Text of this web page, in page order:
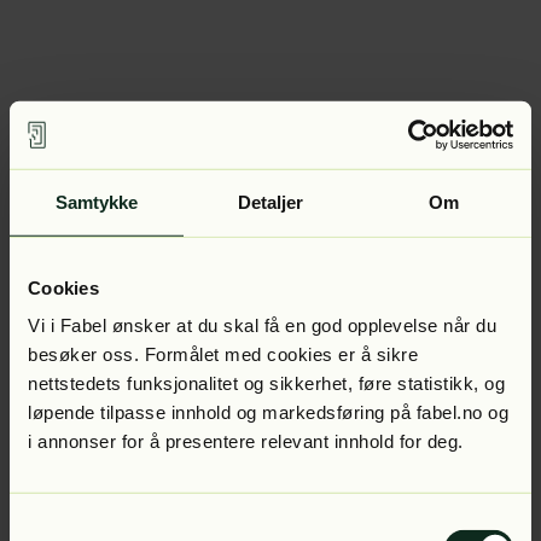
Samtykke Detaljer Om
Cookies
Vi i Fabel ønsker at du skal få en god opplevelse når du
besøker oss. Formålet med cookies er å sikre
nettstedets funksjonalitet og sikkerhet, føre statistikk, og
løpende tilpasse innhold og markedsføring på fabel.no og
i annonser for å presentere relevant innhold for deg.